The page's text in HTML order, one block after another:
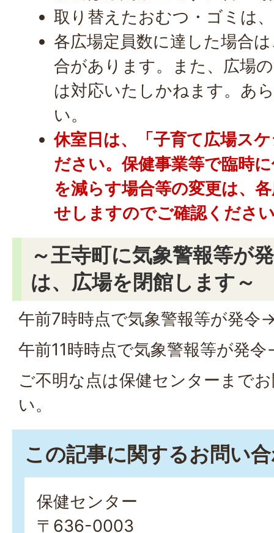
取り替えたおむつ・ゴミは
各広場定員数に達した場合
合があります。また、広場
は対応いたしかねます。あ
い。
休室日は、「子育て広場ス
ださい。保健事業等で臨時
を減らす場合等の変更は、
せしますのでご確認くださ
～王寺町に気象警報等が
は、広場を閉館します～
午前7時時点で気象警報等が発令
午前11時時点で気象警報等が発
ご不明な点は保健センターまで
い。
この記事に関するお問い
保健センター
〒636-0003